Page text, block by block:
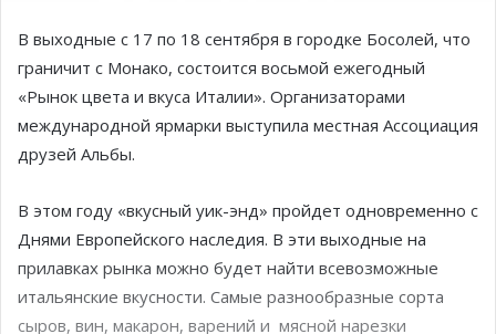
В выходные с 17 по 18 сентября в городке Босолей, что
граничит с Монако, состоится восьмой ежегодный
«Рынок цвета и вкуса Италии». Организаторами
международной ярмарки выступила местная Ассоциация
друзей Альбы.
В этом году «вкусный уик-энд» пройдет одновременно с
Днями Европейского наследия. В эти выходные на
прилавках рынка можно будет найти всевозможные
итальянские вкусности. Самые разнообразные сорта
сыров, вин, макарон, варений и мясной нарезки